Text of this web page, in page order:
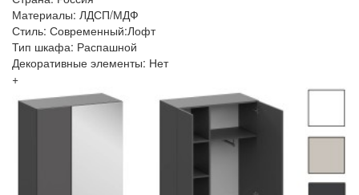
Материалы: ЛДСП/МДФ
Стиль: Современный:Лофт
Тип шкафа: Распашной
Декоративные элементы: Нет
+